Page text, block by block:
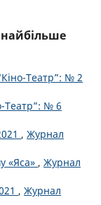
найбільше
Театр”: № 2
Театр”: № 6
, Журнал
«Яса» , Журнал
, Журнал